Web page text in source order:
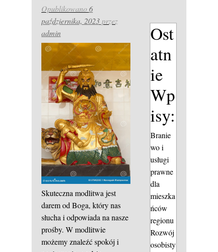
Opublikowano6
października, 2023przez
admin
Skuteczna modlitwa jest
darem od Boga, który nas
słucha i odpowiada na nasze
prośby. W modlitwie
możemy znaleźć spokój i
Ost
atn
ie
Wp
isy:
Branie
wo i
usługi
prawne
dla
mieszka
ńców
regionu
Rozwój
osobisty